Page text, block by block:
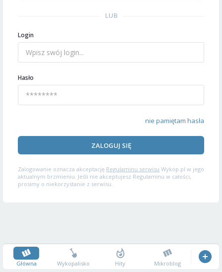
LUB
Login
Hasło
nie pamiętam hasła
ZALOGUJ SIĘ
Zalogowanie oznacza akceptację Regulaminu serwisu Wykop.pl w jego
aktualnym brzmieniu. Jeśli nie akceptujesz Regulaminu w całości,
prosimy o niekorzystanie z serwisu.
Główna Wykopalisko Hity Mikroblog